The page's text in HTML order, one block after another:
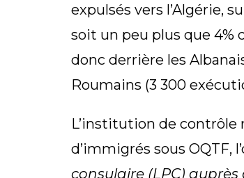
expulsés vers l’Algérie,
soit un peu plus que 4%
donc derrière les
Roumains (3 300
L’institution de contrôle
d’immigrés sous OQTF,
consulaire (LPC)